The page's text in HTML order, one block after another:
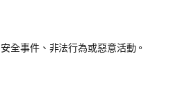
全事件、非法行為或惡意活動。